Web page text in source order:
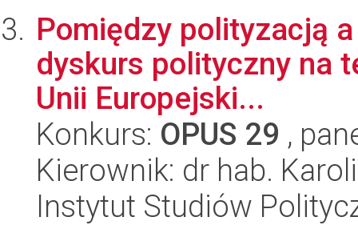
Pomiędzy polityzacją
dyskurs polityczny na
Unii Europejski...
Konkurs: OPUS 29 ,
Kierownik: dr hab.
Instytut Studiów